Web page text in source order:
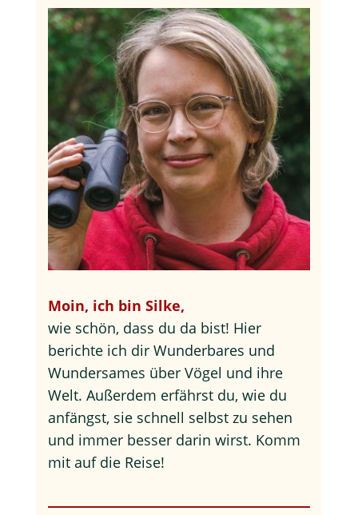
Moin, ich bin Silke,
wie schön, dass du da bist! Hier
berichte ich dir Wunderbares und
Wundersames über Vögel und ihre
Welt. Außerdem erfährst du, wie du
anfängst, sie schnell selbst zu sehen
und immer besser darin wirst. Komm
mit auf die Reise!